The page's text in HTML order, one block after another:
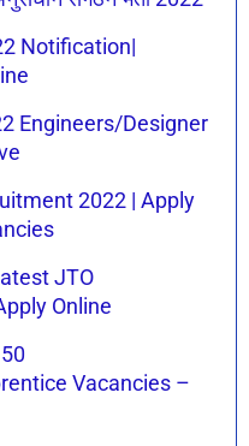
Notification|
Engineers/Designer
2022 | Apply
JTO
Online
Vacancies –